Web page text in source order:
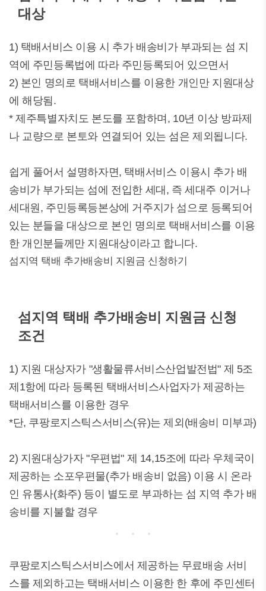
대상
1) 택배서비스 이용 시 추가 배송비가 부과되는 섬 지
역에 주민등록법에 따라 주민등록되어 있으면서
2) 본인 명의로 택배서비스를 이용한 개인만 지원대상
에 해당됨.
* 제주특별자치도 본도를 포함하며, 10년 이상 방파제
나 교량으로 본토와 연결되어 있는 섬은 제외됩니다.
쉽게 풀어서 설명하자면, 택배서비스 이용시 추가 배
송비가 부가되는 섬에 전입한 세대, 즉 세대주 이거나
세대원, 주민등록등본상에 거주지가 섬으로 등록되어
있는 분들을 대상으로 본인 명의로 택배서비스를 이용
한 개인분들께만 지원대상이라고 합니다.
섬지역 택배 추가배송비 지원금 신청하기
섬지역 택배 추가배송비 지원금 신청
조건
1) 지원 대상자가 "생활물류서비스산업발전법" 제 5조
제1항에 따라 등록된 택배서비스사업자가 제공하는
택배서비스를 이용한 경우
*단, 쿠팡로지스틱스서비스(유)는 제외(배송비 미부과)
2) 지원대상가자 "우편법" 제 14,15조에 따라 우체국이
제공하는 소포우편물(추가 배송비 없음) 이용 시 온라
인 유통사(화주) 등이 별도로 부과하는 섬 지역 추가 배
송비를 지불할 경우
쿠팡로지스틱스서비스에서 제공하는 무료배송 서비
스를 제외하고는 택배서비스 이용한 한 후에 주민센터